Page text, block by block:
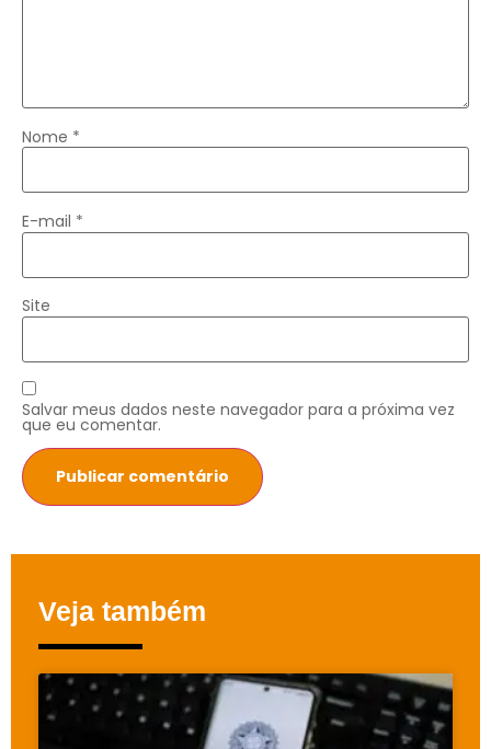
Nome *
E-mail *
Site
Salvar meus dados neste navegador para a próxima vez
que eu comentar.
Veja também